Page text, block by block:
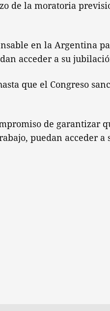
de la moratoria
en la Argentina
acceder a su
que el Congreso
de garantizar
puedan acceder a